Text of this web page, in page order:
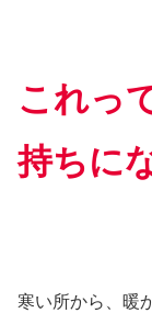
これっ
持ちに
寒い所から、暖